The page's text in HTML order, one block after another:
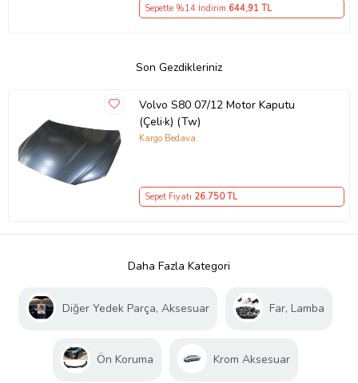
Sepette %14 İndirim 644,91 TL
Son Gezdikleriniz
Volvo S80 07/12 Motor Kaputu
(Çeli·k) (Tw)
Kargo Bedava
Sepet Fiyatı 26.750TL
Daha Fazla Kategori
Diğer Yedek Parça, Aksesuar Far, Lamba
Ön Koruma Krom Aksesuar